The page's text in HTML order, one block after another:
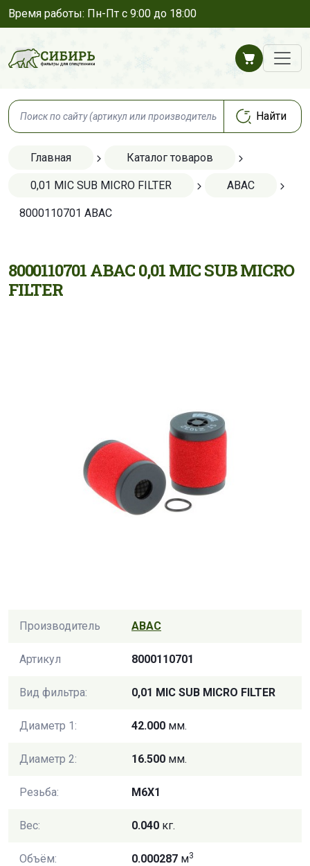
Время работы: Пн-Пт с 9:00 до 18:00
Главная Каталог товаров
0,01 MIC SUB MICRO FILTER ABAC
8000110701 ABAC
8000110701 ABAC 0,01 MIC SUB MICRO
FILTER
Производитель ABAC
Артикул 8000110701
Вид фильтра: 0,01 MIC SUB MICRO FILTER
Диаметр 1: 42.000 мм.
Диаметр 2: 16.500 мм.
Резьба: M6X1
Вес: 0.040 кг.
Объём: 0.000287 м3